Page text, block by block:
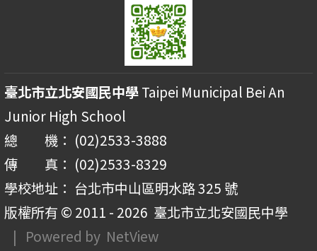
臺北市立北安國民中學Taipei Municipal Bei An
Junior High School
總 機： (02)2533-3888
傳 真： (02)2533-8329
學校地址： 台北市中山區明水路 325 號
版權所有 © 2011 - 2026 臺北市立北安國民中學
| Powered by NetView